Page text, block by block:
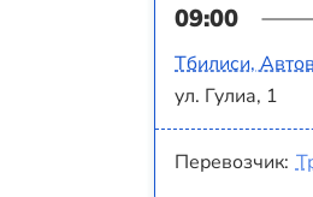
09:00
Тбилиси,
ул. Гулиа, 1
Перевозчик: